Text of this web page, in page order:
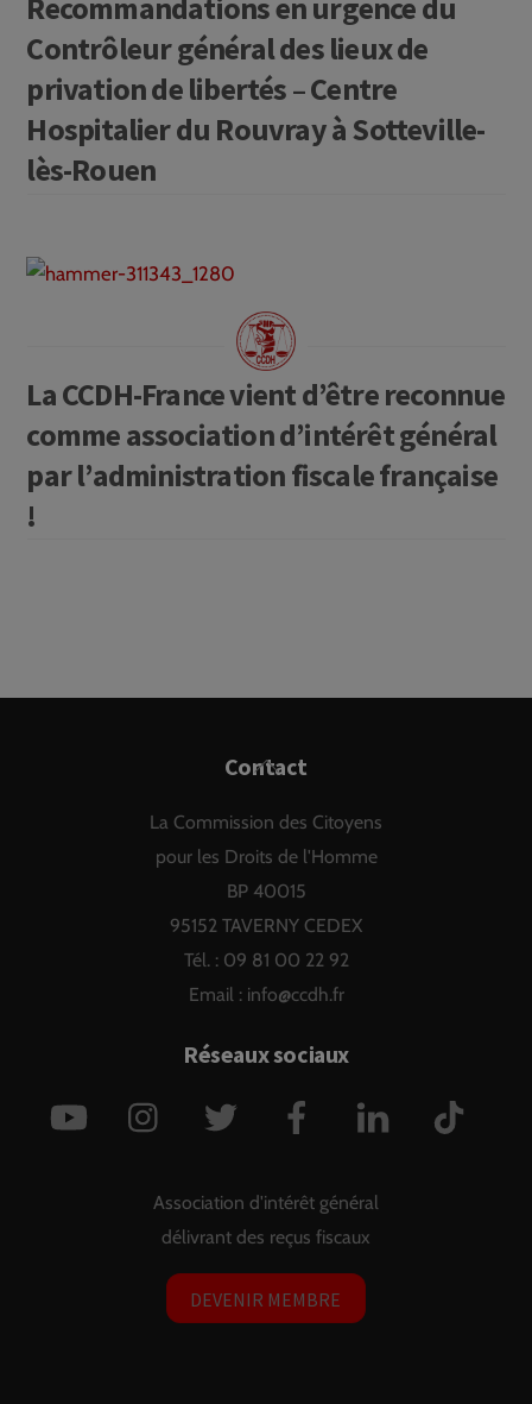
Contrôleur général des lieux de
privation de libertés – Centre
Hospitalier du Rouvray à Sotteville-
lès-Rouen
La CCDH-France vient d’être reconnue
comme association d’intérêt général
par l’administration fiscale française
!
Back
Top
Contact
La Commission des Citoyens
pour les Droits de l'Homme
BP 40015
95152 TAVERNY CEDEX
Tél. : 09 81 00 22 92
Email : info@ccdh.fr
Réseaux sociaux
YouTube Instagram Twitter Facebook LinkedIn
Association d'intérêt général
délivrant des reçus fiscaux
DEVENIR MEMBRE